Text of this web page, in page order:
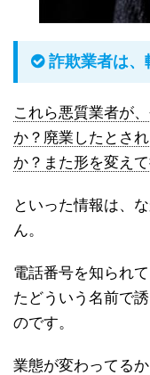
詐欺業者は、
これら悪質業者が
か？廃業したとさ
か？また形を変え
といった情報は、
ん。
電話番号を知られ
たどういう名前で
のです。
業態が変わってる